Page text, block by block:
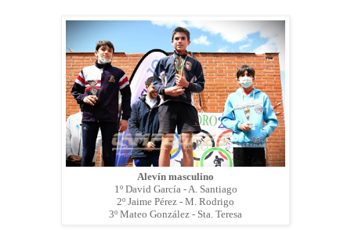
Alevín masculino
1º David García - A. Santiago
2º Jaime Pérez - M. Rodrigo
3º Mateo González - Sta. Teresa